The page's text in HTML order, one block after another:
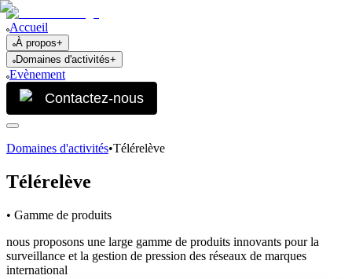
Accueil
À propos+
Domaines d'activités+
Evènement
Contactez-nous
Domaines d'activités•Télérelève
Télérelève
• Gamme de produits
nous proposons une large gamme de produits innovants pour la
surveillance et la gestion de pression des réseaux de marques
international